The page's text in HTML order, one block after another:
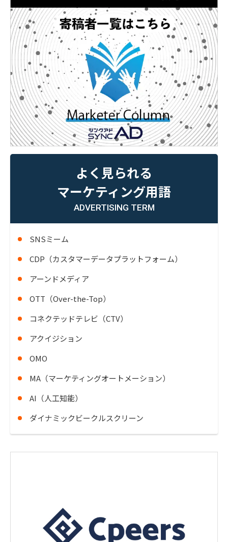
よく見られる
マーケティング用語
ADVERTISING TERM
SNSミーム
CDP（カスタマーデータプラットフォーム）
アーンドメディア
OTT（Over-the-Top）
コネクテッドテレビ（CTV）
アクイジション
OMO
MA（マーケティングオートメーション）
AI（人工知能）
ダイナミックビークルスクリーン